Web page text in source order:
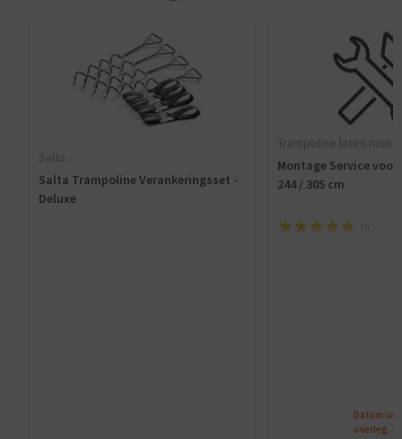
Salta
Salta Trampoline Verankeringsset -
Deluxe
Trampoline laten
Montage Service
244 / 305 cm
1
Datum
overleg.